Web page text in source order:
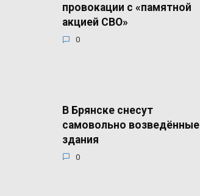
провокации с «памятной
акцией СВО»
0
В Брянске снесут
самовольно возведённые
здания
0